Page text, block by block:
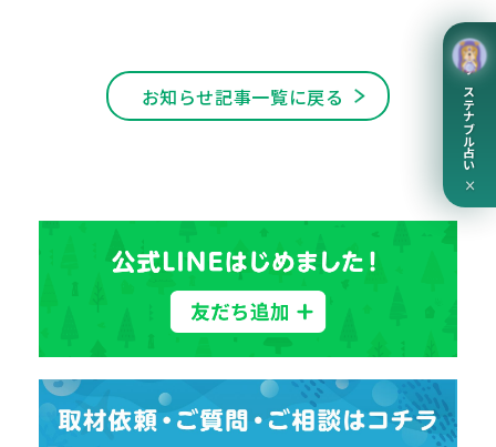
お知らせ記事一覧に戻る サステナブル占い
×